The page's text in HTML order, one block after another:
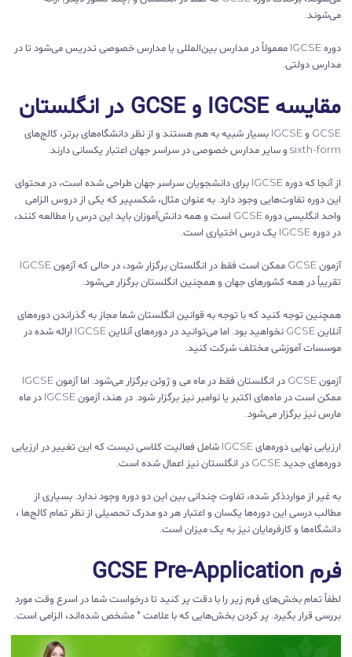
می‌شوند.
دوره IGCSE معمولاً در مدارس بین‌المللی یا مدارس خصوصی تدریس می‌شود تا در
مدارس دولتی.
مقایسه IGCSE و GCSE در انگلستان
GCSE و IGCSE بسیار شبیه به هم هستند و از نظر دانشگاه‌های برتر، کالج‌های
sixth-form و سایر مدارس خصوصی در سراسر جهان اعتبار یکسانی دارند.
از آنجا که دوره IGCSE برای دانشجویان سراسر جهان طراحی شده است، در محتوای
این دوره تفاوت‌هایی وجود دارد. به عنوان مثال، شکسپیر که یکی از دروس الزامی
واحد انگلیسی دوره GCSE است و همه دانش‌آموزان باید این درس را مطالعه کنند،
در دوره IGCSE یک درس اختیاری است.
آزمون GCSE ممکن است فقط در انگلستان برگزار شود، در حالی که آزمون IGCSE
تقریباً در همه کشورهای جهان و همچنین انگلستان برگزار می‌شود.
همچنین توجه کنید که با توجه به قوانین انگلستان شما مجاز به گذراندن دوره‌های
آنلاین GCSE نخواهید بود. اما می‌توانید در دوره‌های آنلاین IGCSE ارائه شده در
موسسات آموزشی مختلف شرکت کنید.
آزمون GCSE در انگلستان فقط در ماه می و ژوئن برگزار می‌شود. اما آزمون IGCSE
ممکن است در ماه‌های اکتبر یا نوامبر نیز برگزار شود. در هند، آزمون IGCSE در ماه
مارس نیز برگزار می‌شود.
ارزیابی نهایی دوره‌های IGCSE شامل فعالیت کلاسی نیست که این تغییر در ارزیابی
دوره‌های جدید GCSE در انگلستان نیز اعمال شده است.
به غیر از مواردذکر شده، تفاوت چندانی بین این دو دوره وجود ندارد. بسیاری از
مطالب درسی این دوره‌ها یکسان و اعتبار هر دو مدرک تحصیلی از نظر تمام کالج‌ها ،
دانشگاه‌ها و کارفرمایان نیز به یک میزان است.
فرم GCSE Pre-Application
لطفاً تمام بخش‌های فرم زیر را با دقت پر کنید تا درخواست شما در اسرع وقت مورد
بررسی قرار بگیرد. پر کردن بخش‌هایی که با علامت * مشخص شده‌اند، الزامی است.